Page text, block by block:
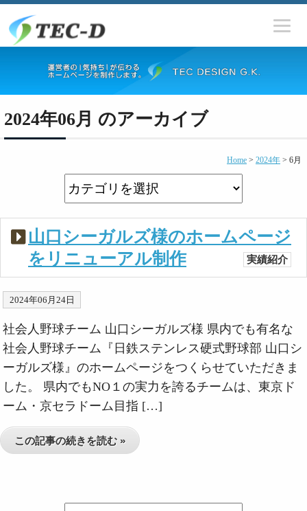
2024年06月 のアーカイブ
Home > 2024年 > 6月
山口シーガルズ様のホームページ
をリニューアル制作
実績紹介
2024年06月24日
社会人野球チーム 山口シーガルズ様 県内でも有名な
社会人野球チーム『日鉄ステンレス硬式野球部 山口シ
ーガルズ様』のホームページをつくらせていただきま
した。 県内でもNO１の実力を誇るチームは、東京ド
ーム・京セラドーム目指 […]
この記事の続きを読む »